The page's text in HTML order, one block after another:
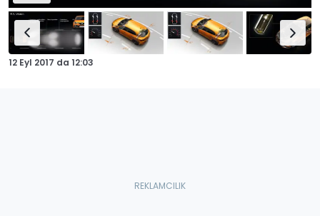
12 Eyl 2017 da 12:03